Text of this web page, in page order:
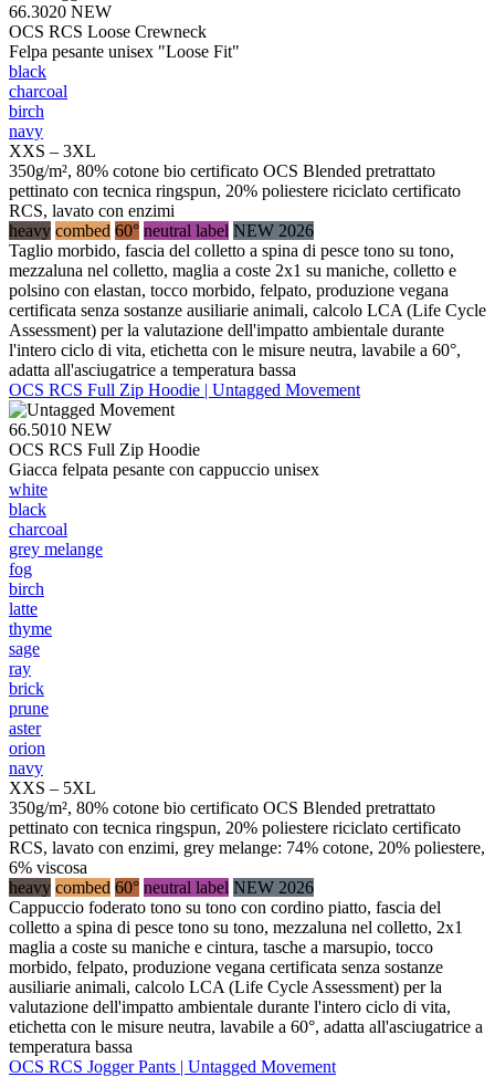
66.3020 NEW
OCS RCS Loose Crewneck
Felpa pesante unisex "Loose Fit"
black
charcoal
birch
navy
XXS – 3XL
350g/m², 80% cotone bio certificato OCS Blended pretrattato
pettinato con tecnica ringspun, 20% poliestere riciclato certificato
RCS, lavato con enzimi
heavy combed 60° neutral label NEW 2026
Taglio morbido, fascia del colletto a spina di pesce tono su tono,
mezzaluna nel colletto, maglia a coste 2x1 su maniche, colletto e
polsino con elastan, tocco morbido, felpato, produzione vegana
certificata senza sostanze ausiliarie animali, calcolo LCA (Life Cycle
Assessment) per la valutazione dell'impatto ambientale durante
l'intero ciclo di vita, etichetta con le misure neutra, lavabile a 60°,
adatta all'asciugatrice a temperatura bassa
OCS RCS Full Zip Hoodie | Untagged Movement
66.5010 NEW
OCS RCS Full Zip Hoodie
Giacca felpata pesante con cappuccio unisex
white
black
charcoal
grey melange
fog
birch
latte
thyme
sage
ray
brick
prune
aster
orion
navy
XXS – 5XL
350g/m², 80% cotone bio certificato OCS Blended pretrattato
pettinato con tecnica ringspun, 20% poliestere riciclato certificato
RCS, lavato con enzimi, grey melange: 74% cotone, 20% poliestere,
6% viscosa
heavy combed 60° neutral label NEW 2026
Cappuccio foderato tono su tono con cordino piatto, fascia del
colletto a spina di pesce tono su tono, mezzaluna nel colletto, 2x1
maglia a coste su maniche e cintura, tasche a marsupio, tocco
morbido, felpato, produzione vegana certificata senza sostanze
ausiliarie animali, calcolo LCA (Life Cycle Assessment) per la
valutazione dell'impatto ambientale durante l'intero ciclo di vita,
etichetta con le misure neutra, lavabile a 60°, adatta all'asciugatrice a
temperatura bassa
OCS RCS Jogger Pants | Untagged Movement